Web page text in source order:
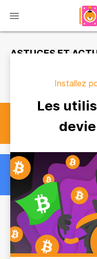
ASTUCES ET
Installez
Les